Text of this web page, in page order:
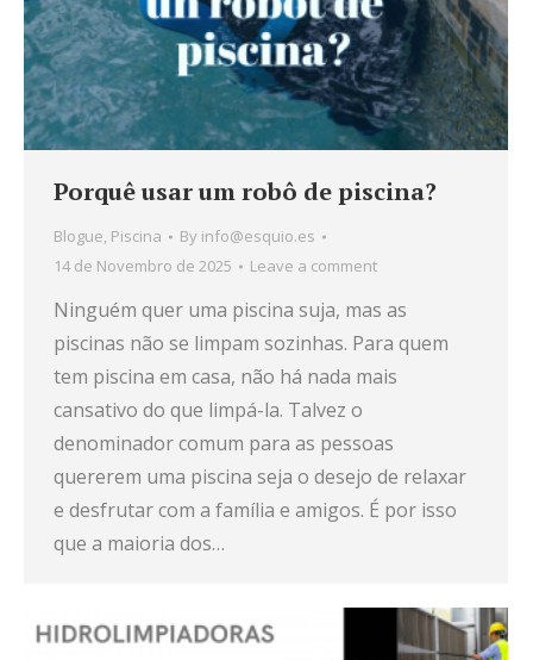
Porquê usar um robô de piscina?
Blogue, Piscina By info@esquio.es
14 de Novembro de 2025
Leave a comment
Ninguém quer uma piscina suja, mas as
piscinas não se limpam sozinhas. Para quem
tem piscina em casa, não há nada mais
cansativo do que limpá-la. Talvez o
denominador comum para as pessoas
quererem uma piscina seja o desejo de relaxar
e desfrutar com a família e amigos. É por isso
que a maioria dos…